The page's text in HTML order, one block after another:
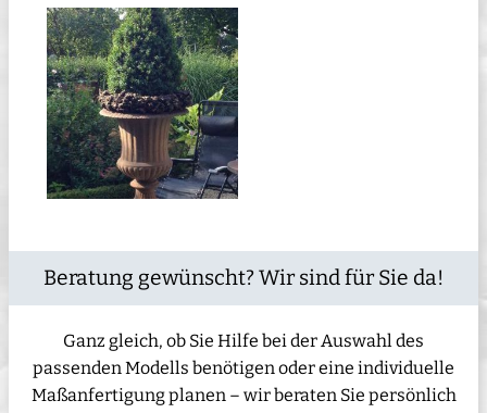
Beratung gewünscht? Wir sind für Sie da!
Ganz gleich, ob Sie Hilfe bei der Auswahl des
passenden Modells benötigen oder eine individuelle
Maßanfertigung planen – wir beraten Sie persönlich